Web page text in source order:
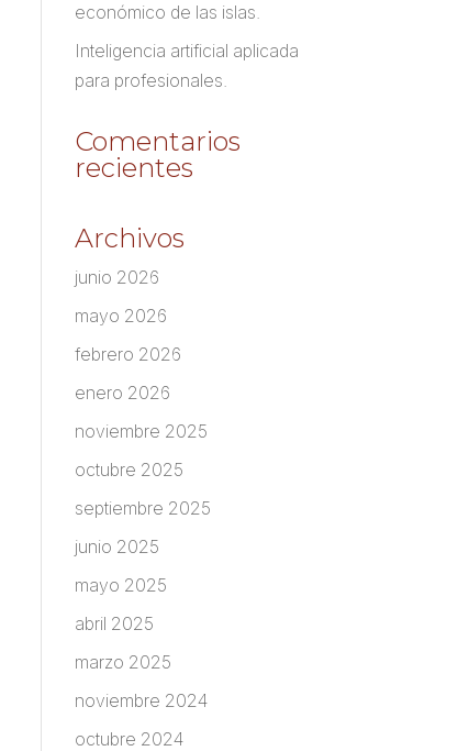
económico de las islas.
Inteligencia artificial aplicada
para profesionales.
Comentarios
recientes
Archivos
junio 2026
mayo 2026
febrero 2026
enero 2026
noviembre 2025
octubre 2025
septiembre 2025
junio 2025
mayo 2025
abril 2025
marzo 2025
noviembre 2024
octubre 2024